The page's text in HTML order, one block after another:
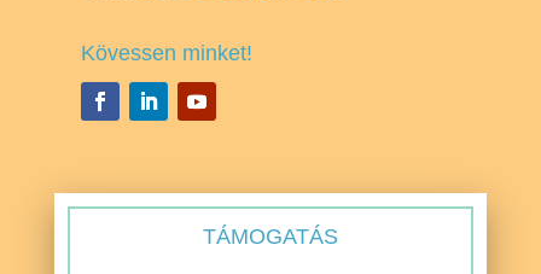
Kövessen minket!
TÁMOGATÁS